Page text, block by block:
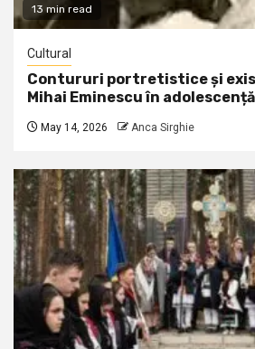
13 min read
Cultural
Contururi portretistice și
Mihai Eminescu în adolescență
May 14, 2026 Anca Sirghie